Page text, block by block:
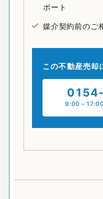
ポート
媒介契約前のご
この不動産売却
9:00～